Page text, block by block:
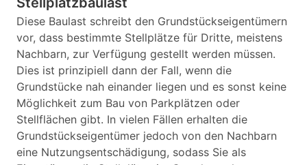
Diese Baulast schreibt den Grundstückseigentümern
vor, dass bestimmte Stellplätze für Dritte, meistens
Nachbarn, zur Verfügung gestellt werden müssen.
Dies ist prinzipiell dann der Fall, wenn die
Grundstücke nah einander liegen und es sonst keine
Möglichkeit zum Bau von Parkplätzen oder
Stellflächen gibt. In vielen Fällen erhalten die
Grundstückseigentümer jedoch von den Nachbarn
eine Nutzungsentschädigung, sodass Sie als